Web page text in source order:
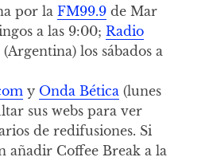
por la FM99.9de Mar
a las 9:00; Radio
(Argentina) los sábados a
y Onda Bética (lunes
sus webs para ver
de redifusiones. Si
añadir Coffee Break a la